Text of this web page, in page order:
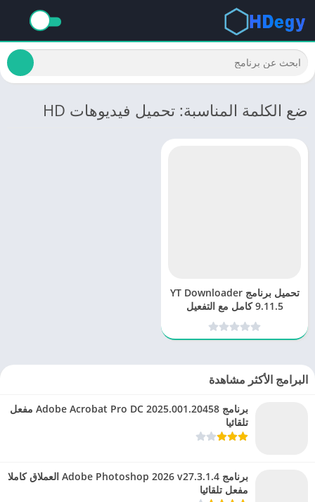
ضع الكلمة المناسبة: تحميل فيديوهات HD
تحميل برنامج YT Downloader
9.11.5 كامل مع التفعيل
البرامج الأكثر مشاهدة
برنامج Adobe Acrobat Pro DC 2025.001.20458 مفعل
تلقائيا
برنامج Adobe Photoshop 2026 v27.3.1.4 العملاق كاملا
مفعل تلقائيا